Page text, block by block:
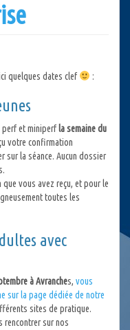
quelques dates clef
:
perf et miniperf la semaine du
votre confirmation
sur la séance. Aucun dossier
vous avez reçu, et pour le
toutes les
avec
à Avranches, vous
sur la page dédiée de notre
sites de pratique.
rencontrer sur nos